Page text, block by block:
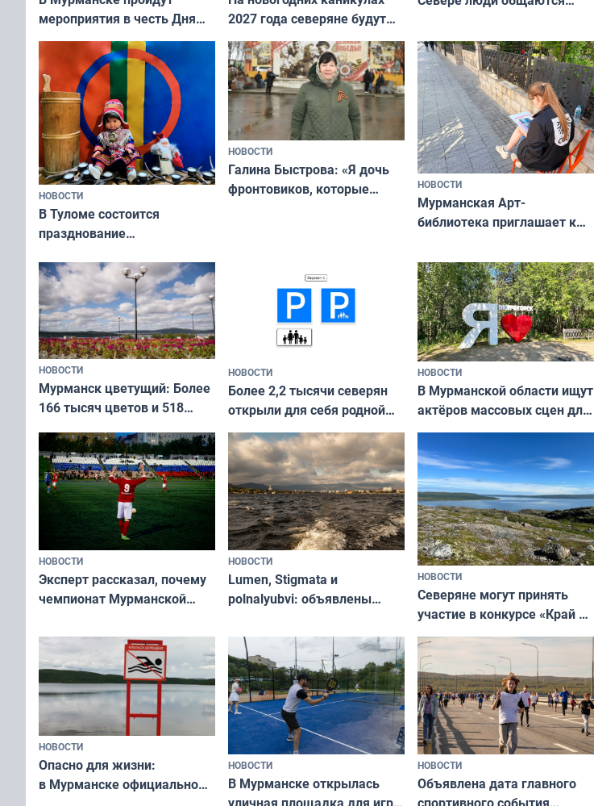
мероприятия в честь Дня
физкультурника
2027 года северяне будут
отдыхать 11 дней
а потому что
ты им интересен»
НОВОСТИ
В Туломе состоится
празднование
коренных народов мира
НОВОСТИ
Галина Быстрова: «Я дочь
фронтовиков, которые
НОВОСТИ
Мурманская Арт-
библиотека приглашает к
и фотографов
НОВОСТИ
Мурманск цветущий: Более
166 тысяч цветов и 518
НОВОСТИ
Более 2,2 тысячи северян
открыли для себя родной
край в рамках проекта
«Туризм для своих»
НОВОСТИ
В Мурманской области ищут
актёров массовых сцен для
съёмок в
короткометражном фильме
НОВОСТИ
Эксперт рассказал, почему
чемпионат Мурманской
незамеченным
НОВОСТИ
Lumen, Stigmata и
polnalyubvi: объявлены
«Имандра» в 2026 года
НОВОСТИ
Северяне могут принять
участие в конкурсе «Край у
северной границы: фотогид
по Печенгскому округу»
НОВОСТИ
Опасно для жизни:
в Мурманске официально
НОВОСТИ
В Мурманске открылась
уличная площадка для игры
НОВОСТИ
Объявлена дата главного
спортивного события